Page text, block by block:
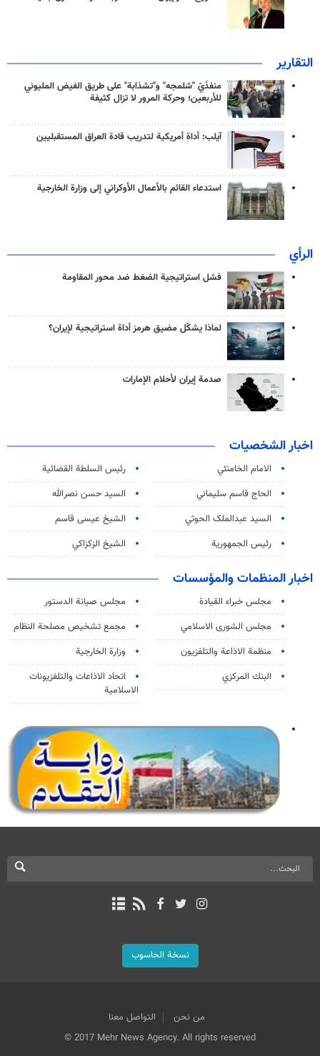
التقارير
منفذَيّ "شلمجه" و"تشذابة" على طريق الفيض المليوني
للأربعين؛ وحركة المرور لا تزال كثيفة
آيلب: أداة أمريكية لتدريب قادة العراق المستقبليين
استدعاء القائم بالأعمال الأوكراني إلى وزارة الخارجية
الرأي
فشل استراتيجية الضغط ضد محور المقاومة
لماذا يشكّل مضيق هرمز أداة استراتيجية لإيران؟
صدمة إيران لأحلام الإمارات
اخبار الشخصيات
الامام الخامنئي
رئیس السلطة القضائیة
الحاج قاسم سليماني
السيد حسن نصرالله
السید عبدالملک الحوثي
الشيخ عيسى قاسم
رئيس الجمهورية
الشيخ الزكزاكي
اخبار المنظمات والمؤسسات
مجلس خبراء القيادة
مجلس صيانة الدستور
مجلس الشورى الاسلامي
مجمع تشخيص مصلحة النظام
منظمة الاذاعة والتلفزیون
وزارة الخارجية
البنك المركزي
اتحاد الاذاعات والتلفزيونات
الاسلامية
نسخة الحاسوب
من نحن
التواصل معنا
© 2017 Mehr News Agency. All rights reserved